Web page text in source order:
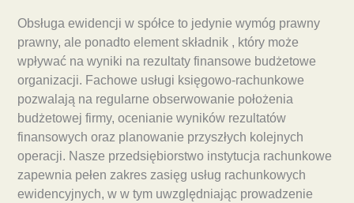
Obsługa ewidencji w spółce to jedynie wymóg prawny
prawny, ale ponadto element składnik , który może
wpływać na wyniki na rezultaty finansowe budżetowe
organizacji. Fachowe usługi księgowo-rachunkowe
pozwalają na regularne obserwowanie położenia
budżetowej firmy, ocenianie wyników rezultatów
finansowych oraz planowanie przyszłych kolejnych
operacji. Nasze przedsiębiorstwo instytucja rachunkowe
zapewnia pełen zakres zasięg usług rachunkowych
ewidencyjnych, w w tym uwzględniając prowadzenie